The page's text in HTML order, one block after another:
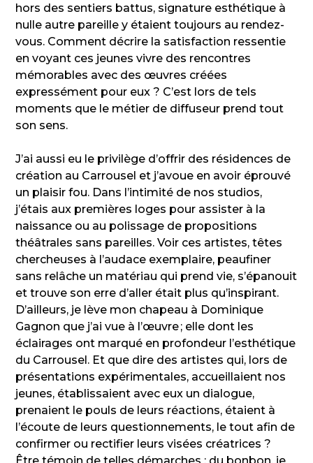
hors des sentiers battus, signature esthétique à
nulle autre pareille y étaient toujours au rendez-
vous. Comment décrire la satisfaction ressentie
en voyant ces jeunes vivre des rencontres
mémorables avec des œuvres créées
expressément pour eux ? C’est lors de tels
moments que le métier de diffuseur prend tout
son sens.
J’ai aussi eu le privilège d’offrir des résidences de
création au Carrousel et j’avoue en avoir éprouvé
un plaisir fou. Dans l’intimité de nos studios,
j’étais aux premières loges pour assister à la
naissance ou au polissage de propositions
théâtrales sans pareilles. Voir ces artistes, têtes
chercheuses à l’audace exemplaire, peaufiner
sans relâche un matériau qui prend vie, s’épanouit
et trouve son erre d’aller était plus qu’inspirant.
D’ailleurs, je lève mon chapeau à Dominique
Gagnon que j’ai vue à l’œuvre ; elle dont les
éclairages ont marqué en profondeur l’esthétique
du Carrousel. Et que dire des artistes qui, lors de
présentations expérimentales, accueillaient nos
jeunes, établissaient avec eux un dialogue,
prenaient le pouls de leurs réactions, étaient à
l’écoute de leurs questionnements, le tout afin de
confirmer ou rectifier leurs visées créatrices ?
Être témoin de telles démarches : du bonbon, je